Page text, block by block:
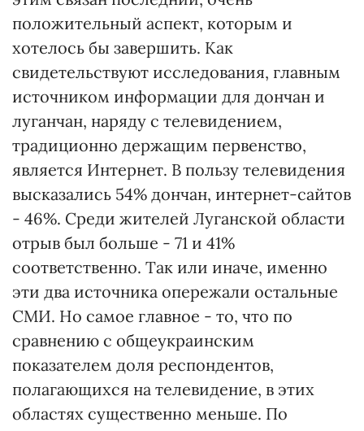
положительный аспект, которым и
хотелось бы завершить. Как
свидетельствуют исследования, главным
источником информации для дончан и
луганчан, наряду с телевидением,
традиционно держащим первенство,
является Интернет. В пользу телевидения
высказались 54% дончан, интернет-сайтов
- 46%. Среди жителей Луганской области
отрыв был больше - 71 и 41%
соответственно. Так или иначе, именно
эти два источника опережали остальные
СМИ. Но самое главное - то, что по
сравнению с общеукраинским
показателем доля респондентов,
полагающихся на телевидение, в этих
областях существенно меньше. По